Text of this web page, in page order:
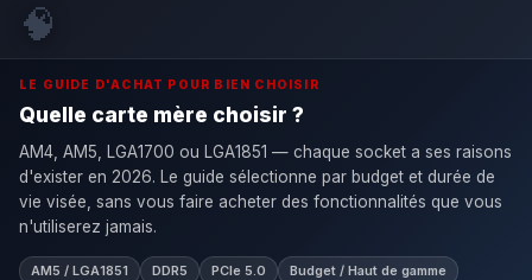
🧠
LE GUIDE D'ACHAT POUR BIEN CHOISIR
Quelle carte mère choisir ?
AM4, AM5, LGA1700 ou LGA1851 — chaque socket a ses raisons
d'exister en 2026. Le guide sélectionne par budget et durée de
vie visée, sans vous faire acheter des fonctionnalités que vous
n'utiliserez jamais.
AM5 / LGA1851 DDR5 PCIe 5.0 Budget / Haut de gamme